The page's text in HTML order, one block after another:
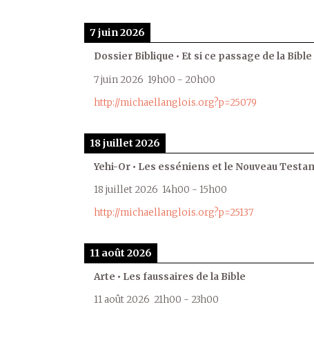
7 juin 2026
Dossier Biblique • Et si ce passage de la Bible
7 juin 2026 19h00 - 20h00
http://michaellanglois.org?p=25079
18 juillet 2026
Yehi-Or • Les esséniens et le Nouveau
18 juillet 2026 14h00 - 15h00
http://michaellanglois.org?p=25137
11 août 2026
Arte • Les faussaires de la Bible
11 août 2026 21h00 - 23h00